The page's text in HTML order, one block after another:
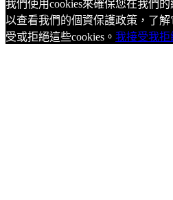
我們使用cookies來確保您在我們
以查看我們的個資保護政策，了
受或拒絕這些cookies。 我接受我拒